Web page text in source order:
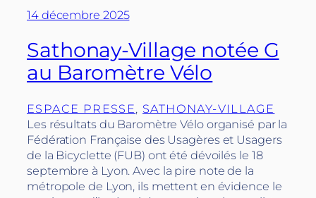
14 décembre 2025
Sathonay-Village notée G
au Baromètre Vélo
ESPACE PRESSE, SATHONAY-VILLAGE
Les résultats du Baromètre Vélo organisé par la
Fédération Française des Usagères et Usagers
de la Bicyclette (FUB) ont été dévoilés le 18
septembre à Lyon. Avec la pire note de la
métropole de Lyon, ils mettent en évidence le